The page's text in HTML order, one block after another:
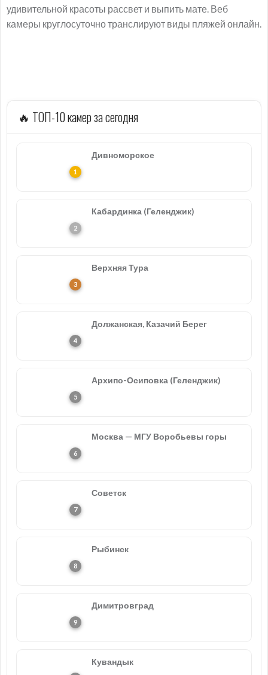
удивительной красоты рассвет и выпить мате. Веб
камеры круглосуточно транслируют виды пляжей онлайн.
🔥 ТОП-10 камер за сегодня
Дивноморское
Кабардинка (Геленджик)
Верхняя Тура
Должанская, Казачий Берег
Архипо-Осиповка (Геленджик)
Москва — МГУ Воробьевы горы
Советск
Рыбинск
Димитровград
Кувандык